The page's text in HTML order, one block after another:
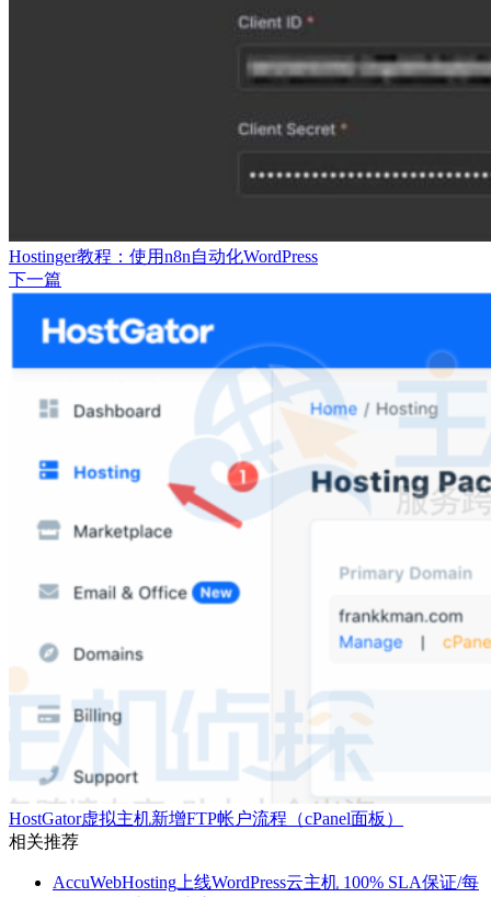
Hostinger教程：使用n8n自动化WordPress
下一篇
HostGator虚拟主机新增FTP帐户流程（cPanel面板）
相关推荐
AccuWebHosting上线WordPress云主机 100% SLA保证/每